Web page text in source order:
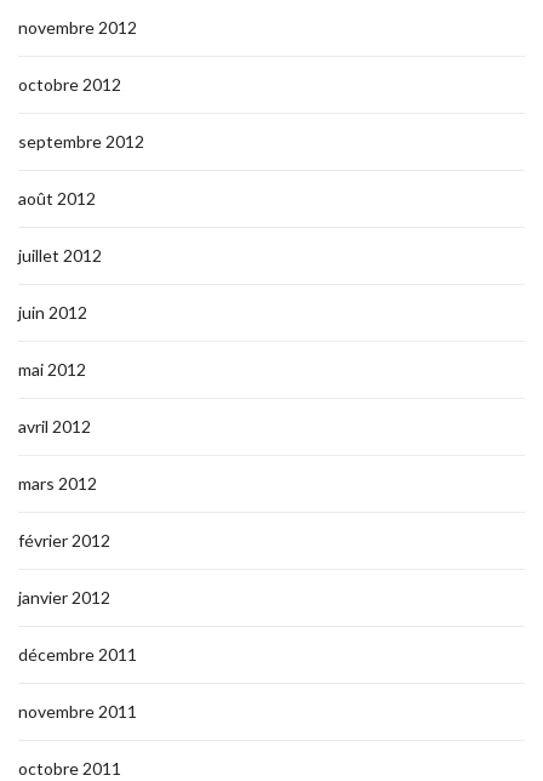
novembre 2012
octobre 2012
septembre 2012
août 2012
juillet 2012
juin 2012
mai 2012
avril 2012
mars 2012
février 2012
janvier 2012
décembre 2011
novembre 2011
octobre 2011